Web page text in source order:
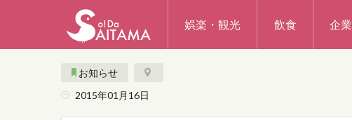
娯楽・観光 飲食 企
お知らせ
2015年01月16日